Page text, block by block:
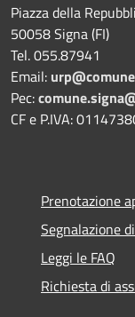
Piazza della
50058 Signa (FI)
Tel. 055.87941
Email:
Pec:
CF e P.IVA:
Prenotazione
Segnalazione
Leggi le FAQ
Richiesta di